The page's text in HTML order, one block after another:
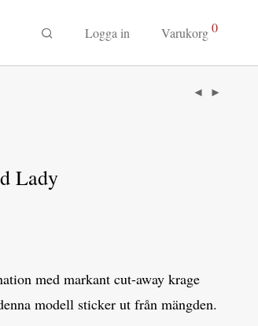
Logga in Varukorg0
Lady
med markant cut-away krage
modell sticker ut från mängden.